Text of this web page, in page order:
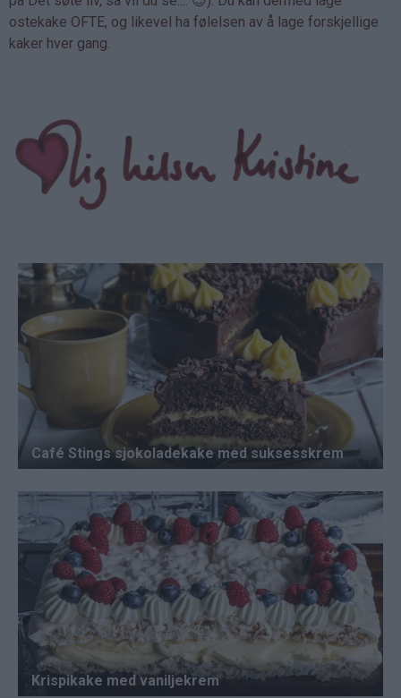
ostekake OFTE, og likevel ha følelsen av å lage forskjellige
kaker hver gang.